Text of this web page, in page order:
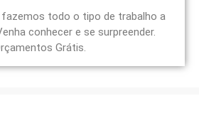
todo o tipo de trabalho a
conhecer e se surpreender.
Grátis.